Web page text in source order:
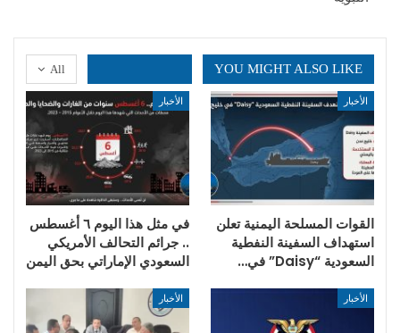
All YOU MIGHT ALSO LIKE
الأخبار
القوات المسلحة اليمنية تعلن
استهداف السفينة النفطية
السعودية “Daisy” في…
الأخبار
في مثل هذا اليوم ٦ أغسطس
.. جرائم التحالف الأمريكي
السعودي الإماراتي بحق اليمن
الأخبار الأخبار